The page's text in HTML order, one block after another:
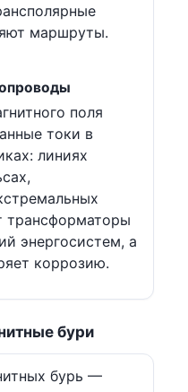
маршруты.
поля
токи в
линиях
трансформаторы
энергосистем, а
коррозию.
бури
бурь —